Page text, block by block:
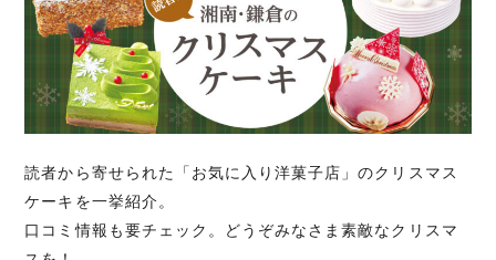
読者から寄せられた「お気に入り洋菓子店」のクリスマス
ケーキを一挙紹介。
口コミ情報も要チェック。どうぞみなさま素敵なクリスマ